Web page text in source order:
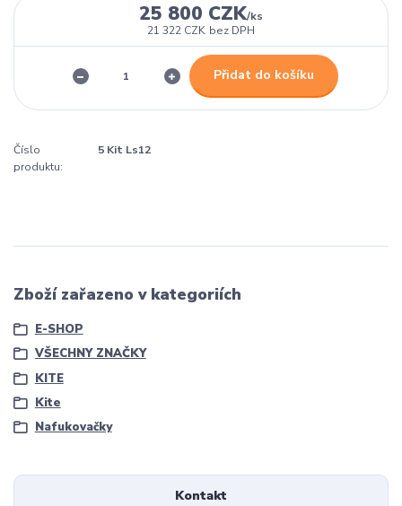
25 800 CZK/ks
21 322 CZK bez DPH
Přidat do košíku
Číslo
produktu:
5 Kit Ls12
Zboží zařazeno v kategoriích
E-SHOP
VŠECHNY ZNAČKY
KITE
Kite
Nafukovačky
Kontakt